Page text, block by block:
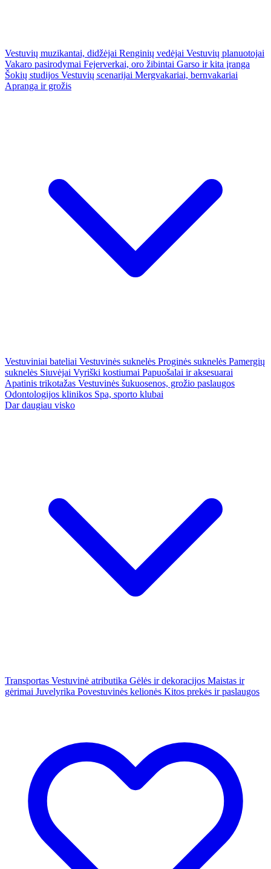
Vestuvių muzikantai, didžėjai Renginių vedėjai Vestuvių planuotojai
Vakaro pasirodymai Fejerverkai, oro žibintai Garso ir kita įranga
Šokių studijos Vestuvių scenarijai Mergvakariai, bernvakariai
Apranga ir grožis
Vestuviniai bateliai Vestuvinės suknelės Proginės suknelės Pamergių
suknelės Siuvėjai Vyriški kostiumai Papuošalai ir aksesuarai
Apatinis trikotažas Vestuvinės šukuosenos, grožio paslaugos
Odontologijos klinikos Spa, sporto klubai
Dar daugiau visko
Transportas Vestuvinė atributika Gėlės ir dekoracijos Maistas ir
gėrimai Juvelyrika Povestuvinės kelionės Kitos prekės ir paslaugos